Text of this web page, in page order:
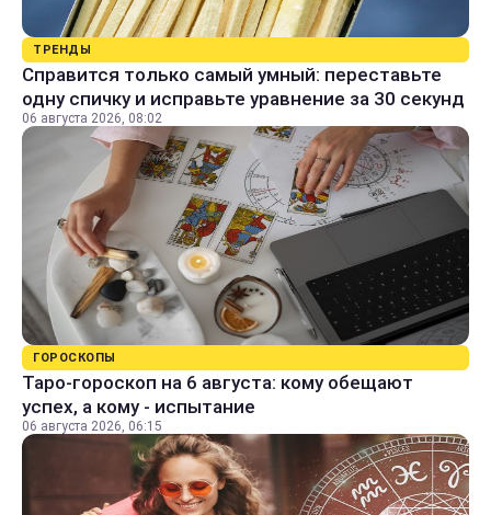
ТРЕНДЫ
Справится только самый умный: переставьте
одну спичку и исправьте уравнение за 30 секунд
06 августа 2026, 08:02
ГОРОСКОПЫ
Таро-гороскоп на 6 августа: кому обещают
успех, а кому - испытание
06 августа 2026, 06:15